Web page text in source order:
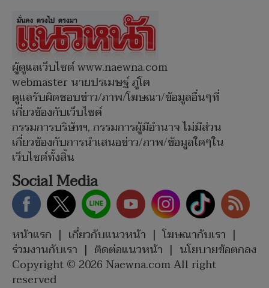
ผู้ดูแลเว็บไซต์ www.naewna.com
webmaster นายปรเมษฐ์ ภู่โต
ดูแลรับผิดชอบข่าว/ภาพ/โฆษณา/ข้อมูลอื่นๆที่
เกี่ยวข้องกับเว็บไซต์
กรรมการบริษัทฯ, กรรมการผู้มีอำนาจ ไม่มีส่วน
เกี่ยวข้องกับการนำเสนอข่าว/ภาพ/ข้อมูลใดๆใน
เว็บไซต์ทั้งสิ้น
Social Media
หน้าแรก | เกี่ยวกับแนวหน้า | โฆษณากับเรา |
ร่วมงานกับเรา | ติดต่อแนวหน้า | นโยบายข้อตกลง
Copyright © 2026 Naewna.com All right
reserved